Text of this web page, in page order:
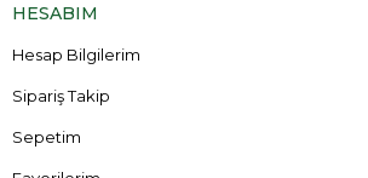
HESABIM
Hesap Bilgilerim
Sipariş Takip
Sepetim